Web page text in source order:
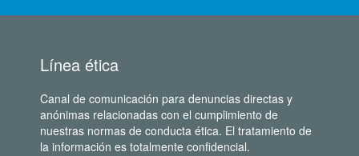
Línea ética
Canal de comunicación para denuncias directas y
anónimas relacionadas con el cumplimiento de
nuestras normas de conducta ética. El tratamiento de
la información es totalmente confidencial.